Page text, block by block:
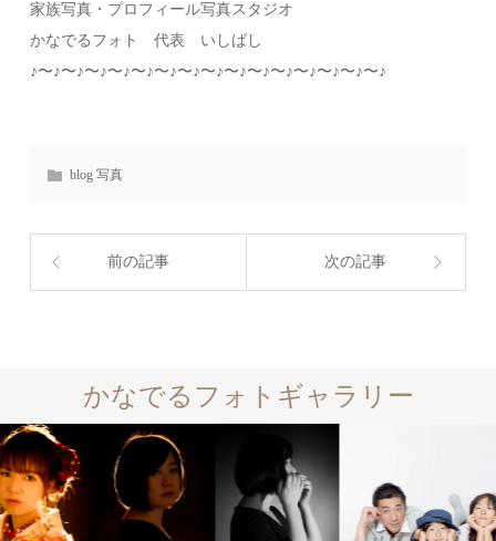
家族写真・プロフィール写真スタジオ
かなでるフォト 代表 いしばし
♪〜♪〜♪〜♪〜♪〜♪〜♪〜♪〜♪〜♪〜♪〜♪〜♪〜♪〜♪〜♪
blog 写真
前の記事 次の記事
かなでるフォトギャラリー